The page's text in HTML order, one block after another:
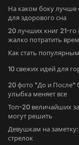
На каком боку лучше
для здорового сна
20 лучших книг 21-го
жалко потратить
Как стать
10 свежих идей для
20 фото "До и После"
улыбка меняет все
Топ-20 величайших
могут решить
Девушкам на
стрелок